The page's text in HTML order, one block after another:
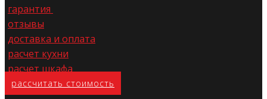
гарантия
отзывы
доставка и оплата
расчет кухни
расчет шкафа
расс​читать стоимость